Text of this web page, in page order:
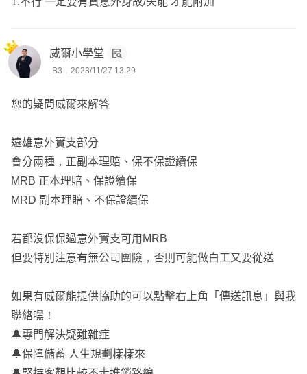
威爾小學堂
B3．2023/11/27 13:29
您的疑問威爾來解答
遠雄意外實支部分
會分兩種，正副本理賠、保不保證續保
MRB 正本理賠、保證續保
MRD 副本理賠、不保證續保
若都沒保保過意外實支可用MRB
但要特別注意有無公司團險，否則可能做白工又要從送
如果有威爾能提供協助的可以點擊右上角「傳送訊息」與我
聯絡嘿！
🔔專門解決疑難雜症
🔔保障儲蓄 人生規劃樣樣來